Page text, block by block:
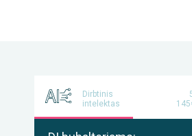
Dirbtinis
intelektas